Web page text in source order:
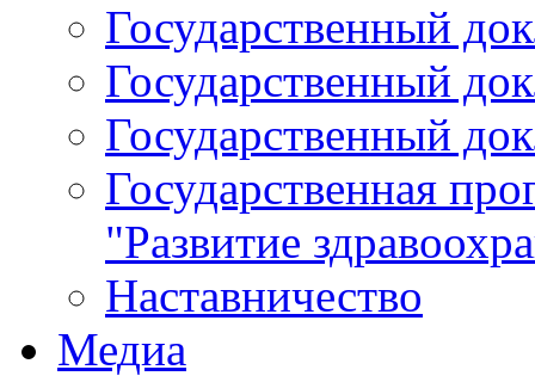
Государственный
Государственный
Государственный
Государственная
"Развитие
Наставничество
Медиа